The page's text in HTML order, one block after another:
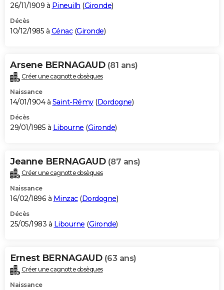
26/11/1909 à Pineuilh (Gironde)
Décès
10/12/1985 à Cénac(Gironde)
Arsene BERNAGAUD (81 ans)
Créer une cagnotte obsèques
Naissance
14/01/1904 à Saint-Rémy(Dordogne)
Décès
29/01/1985 à Libourne (Gironde)
Jeanne BERNAGAUD (87 ans)
Créer une cagnotte obsèques
Naissance
16/02/1896 à Minzac(Dordogne)
Décès
25/05/1983 à Libourne (Gironde)
Ernest BERNAGAUD (63 ans)
Créer une cagnotte obsèques
Naissance